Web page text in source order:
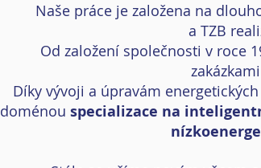
Naše práce je založena na
a TZB
Od založení společnosti v roce
Díky vývoji a úpravám
doménou specializace na